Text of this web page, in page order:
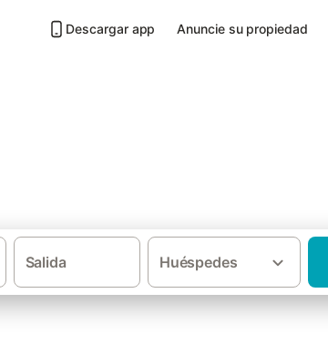
Descargar app Anuncie su propiedad
Salida Huéspedes